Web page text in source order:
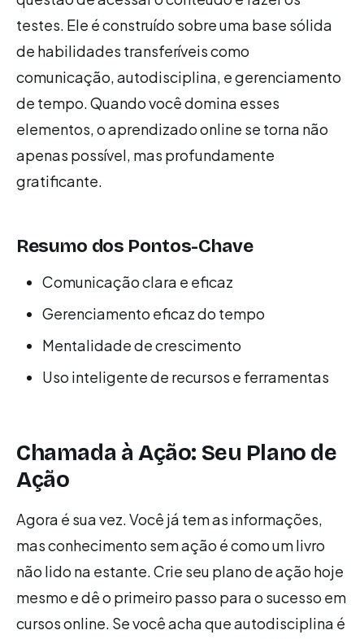
testes. Ele é construído sobre uma base sólida
de habilidades transferíveis como
comunicação, autodisciplina, e gerenciamento
de tempo. Quando você domina esses
elementos, o aprendizado online se torna não
apenas possível, mas profundamente
gratificante.
Resumo dos Pontos-Chave
Comunicação clara e eficaz
Gerenciamento eficaz do tempo
Mentalidade de crescimento
Uso inteligente de recursos e ferramentas
Chamada à Ação: Seu Plano de
Ação
Agora é sua vez. Você já tem as informações,
mas conhecimento sem ação é como um livro
não lido na estante. Crie seu plano de ação hoje
mesmo e dê o primeiro passo para o sucesso em
cursos online. Se você acha que autodisciplina é